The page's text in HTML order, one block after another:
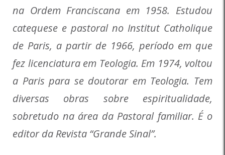
na Ordem Franciscana em 1958. Estudou
catequese e pastoral no Institut Catholique
de Paris, a partir de 1966, período em que
fez licenciatura em Teologia. Em 1974, voltou
a Paris para se doutorar em Teologia. Tem
diversas obras sobre espiritualidade,
sobretudo na área da Pastoral familiar. É o
editor da Revista “Grande Sinal”.